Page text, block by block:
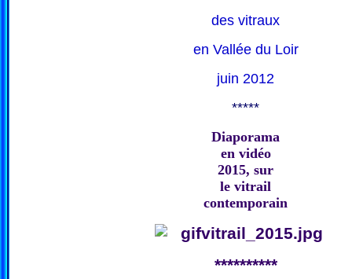
des vitraux
en Vallée du Loir
juin 2012
*****
Diaporama
en vidéo
2015, sur
le vitrail
contemporain
**********